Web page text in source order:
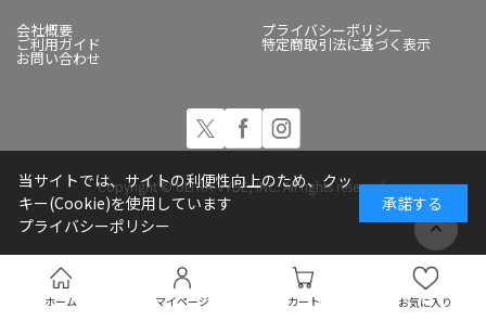
ホーム マイページ カート お気に入り
会社概要 プライバシーポリシー
ご利用ガイド 特定商取引法に基づく表示
お問い合わせ
Copyright © ULTRA-VYBE, INC. All rights reserved.
当サイトでは、サイトの利便性向上のため、クッ
キー(Cookie)を使用しています
プライバシーポリシー
承諾する